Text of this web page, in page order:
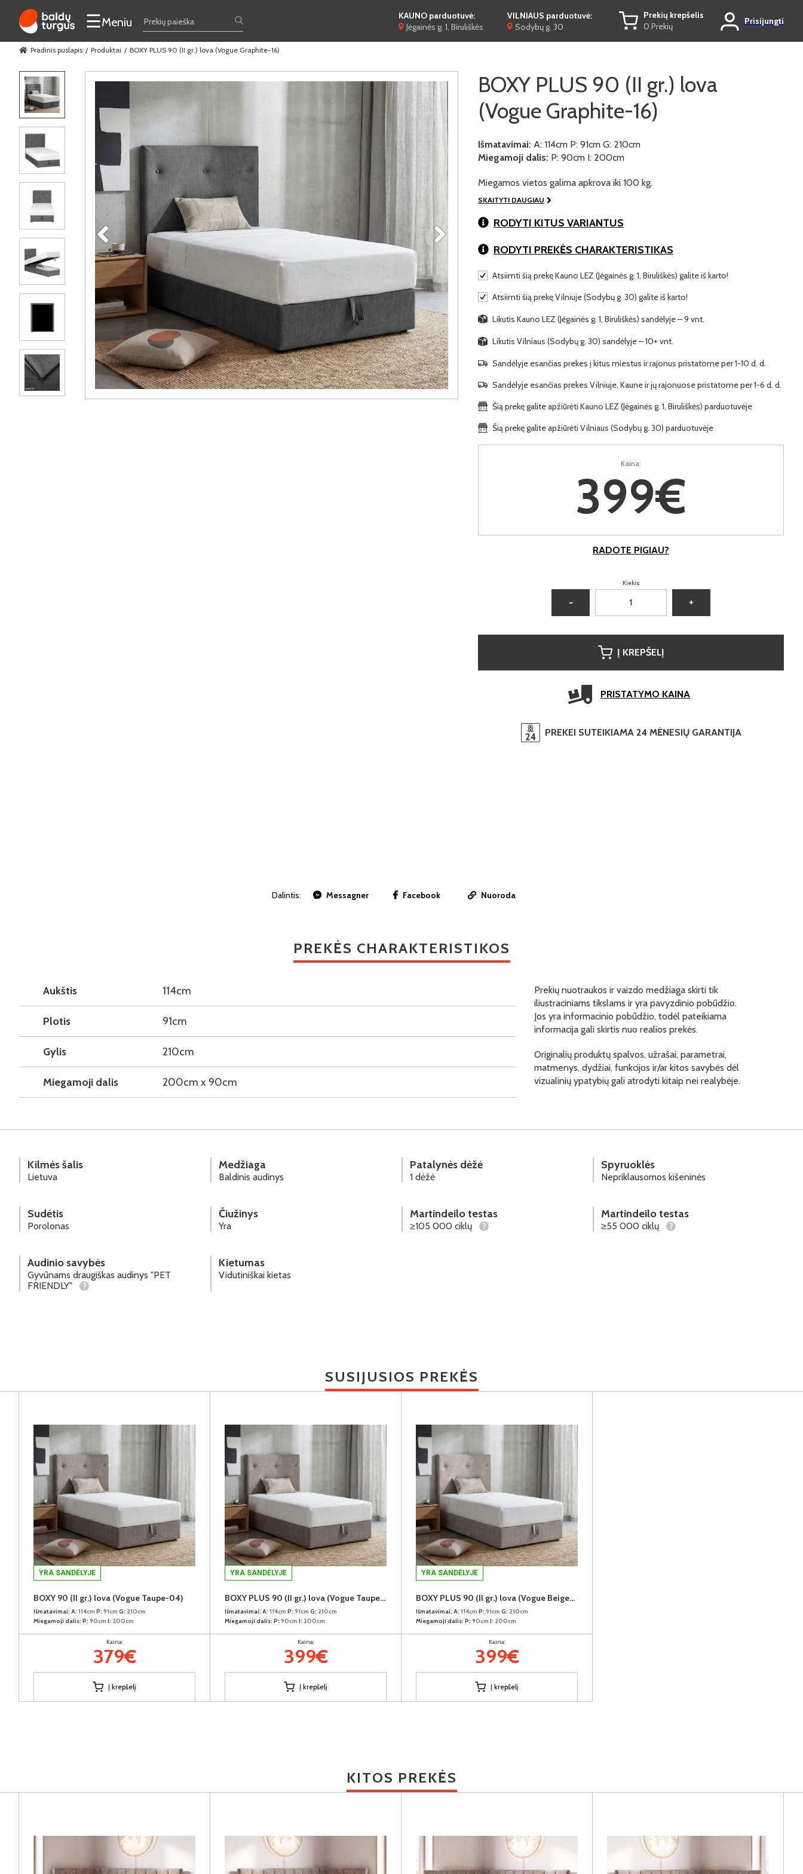
☰Meniu
KAUNO parduotuvė:
Jėgainės g. 1, Biruliškės
VILNIAUS parduotuvė:
Sodybų g. 30
Prekių krepšelis
0 Prekių
Prisijungti
Pradinis puslapis Produktai BOXY PLUS 90 (II gr.) lova (Vogue Graphite-16)
BOXY PLUS 90 (II gr.) lova
(Vogue Graphite-16)
Išmatavimai: A: 114cm P: 91cm G: 210cm
Miegamoji dalis: P: 90cm I: 200cm
Miegamos vietos galima apkrova iki 100 kg.
SKAITYTI DAUGIAU
RODYTI KITUS VARIANTUS
RODYTI PREKĖS CHARAKTERISTIKAS
Atsiimti šią prekę Kauno LEZ (Jėgainės g. 1, Biruliškės) galite iš karto!
Atsiimti šią prekę Vilniuje (Sodybų g. 30) galite iš karto!
Likutis Kauno LEZ (Jėgainės g. 1, Biruliškės) sandėlyje – 9 vnt.
Likutis Vilniaus (Sodybų g. 30) sandėlyje – 10+ vnt.
Sandėlyje esančias prekes į kitus miestus ir rajonus pristatome per 1-10 d. d.
Sandėlyje esančias prekes Vilniuje, Kaune ir jų rajonuose pristatome per 1-6 d. d.
Šią prekę galite apžiūrėti Kauno LEZ (Jėgainės g. 1, Biruliškės) parduotuvėje
Šią prekę galite apžiūrėti Vilniaus (Sodybų g. 30) parduotuvėje
Kaina:
399€
RADOTE PIGIAU?
Kiekis:
− +
Į KREPŠELĮ
PRISTATYMO KAINA
PREKEI SUTEIKIAMA 24 MĖNESIŲ GARANTIJA
Dalintis: Messagner Facebook Nuoroda
PREKĖS CHARAKTERISTIKOS
Aukštis 114cm
Plotis 91cm
Gylis 210cm
Miegamoji dalis 200cm x 90cm
Prekių nuotraukos ir vaizdo medžiaga skirti tik
iliustraciniams tikslams ir yra pavyzdinio pobūdžio.
Jos yra informacinio pobūdžio, todėl pateikiama
informacija gali skirtis nuo realios prekės.
Originalių produktų spalvos, užrašai, parametrai,
matmenys, dydžiai, funkcijos ir/ar kitos savybės dėl
vizualinių ypatybių gali atrodyti kitaip nei realybėje.
Kilmės šalis
Lietuva
Medžiaga
Baldinis audinys
Patalynės dėžė
1 dėžė
Spyruoklės
Nepriklausomos kišeninės
Sudėtis
Porolonas
Čiužinys
Yra
Martindeilo testas
≥105 000 ciklų ?
Martindeilo testas
≥55 000 ciklų ?
Audinio savybės
Gyvūnams draugiškas audinys "PET
FRIENDLY"
?
Kietumas
Vidutiniškai kietas
SUSIJUSIOS PREKĖS
YRA SANDĖLYJE
BOXY 90 (II gr.) lova (Vogue Taupe-04)
Išmatavimai: A: 114cm P: 91cm G: 210cm
Miegamoji dalis: P: 90cm I: 200cm
Kaina:
379€
Į krepšelį
YRA SANDĖLYJE
BOXY PLUS 90 (II gr.) lova (Vogue Taupe-04)
Išmatavimai: A: 114cm P: 91cm G: 210cm
Miegamoji dalis: P: 90cm I: 200cm
Kaina:
399€
Į krepšelį
YRA SANDĖLYJE
BOXY PLUS 90 (II gr.) lova (Vogue Beige-02)
Išmatavimai: A: 114cm P: 91cm G: 210cm
Miegamoji dalis: P: 90cm I: 200cm
Kaina:
399€
Į krepšelį
KITOS PREKĖS